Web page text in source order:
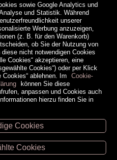
20433
sowie Google Analytics und
und Statistik. Während
unserer
Werbung anzuzeigen,
(z. B. für den Warenkorb)
ob Sie der Nutzung von
nicht notwendigen Cookies
Cookies“ akzeptieren, eine
Cookies“) oder per Klick
ablehnen. Im
Cookie-
können Sie diese
anpassen und Cookies auch
hierzu finden Sie in
Cookies
Cookies